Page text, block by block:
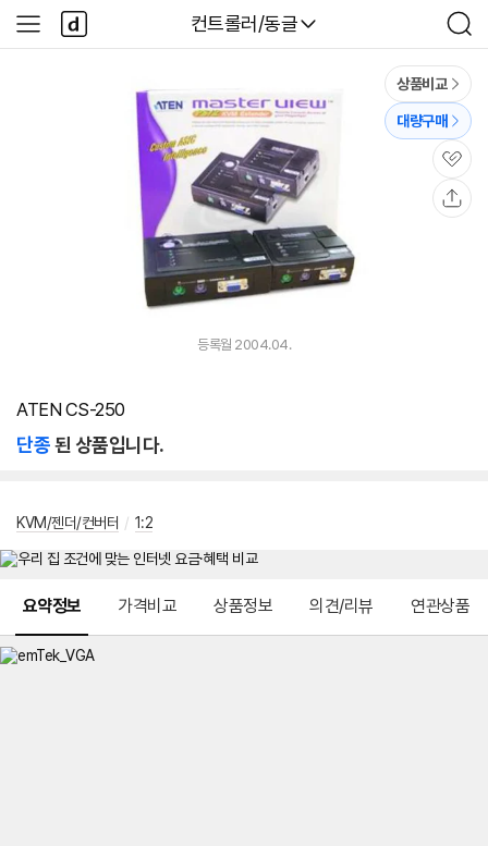
다나와
컨트롤러/동글
검
색
사
이
다
나
와
상품비교
대량구매
관
심
등록월 2004.04.
ATEN CS-250
단종된 상품입니다.
KVM/젠더/컨버터 / 1:2
요약정보 가격비교 상품정보 의견/리뷰 연관상품